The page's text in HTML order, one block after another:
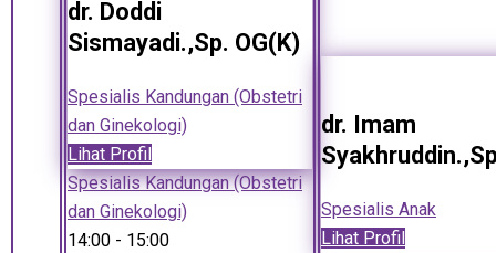
dr. Doddi
Sismayadi.,Sp. OG(K)
Spesialis Kandungan (Obstetri
dan Ginekologi)
Lihat Profil
Spesialis Kandungan (Obstetri
dan Ginekologi)
14:00 - 15:00
dr. Imam
Spesialis Anak
Lihat Profil